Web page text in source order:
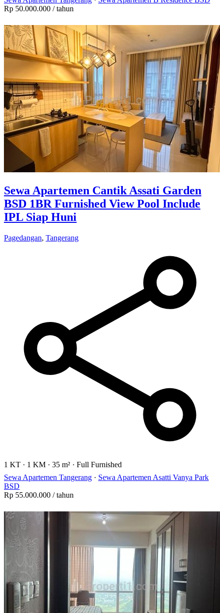
Rp 50.000.000 / tahun
Sewa Apartemen Cantik Assati Garden
BSD 1BR Furnished View Pool Include
IPL Siap Huni
Pagedangan, Tangerang
1 KT · 1 KM · 35 m² · Full Furnished
Sewa Apartemen Tangerang · Sewa Apartemen Asatti Vanya Park
BSD
Rp 55.000.000 / tahun